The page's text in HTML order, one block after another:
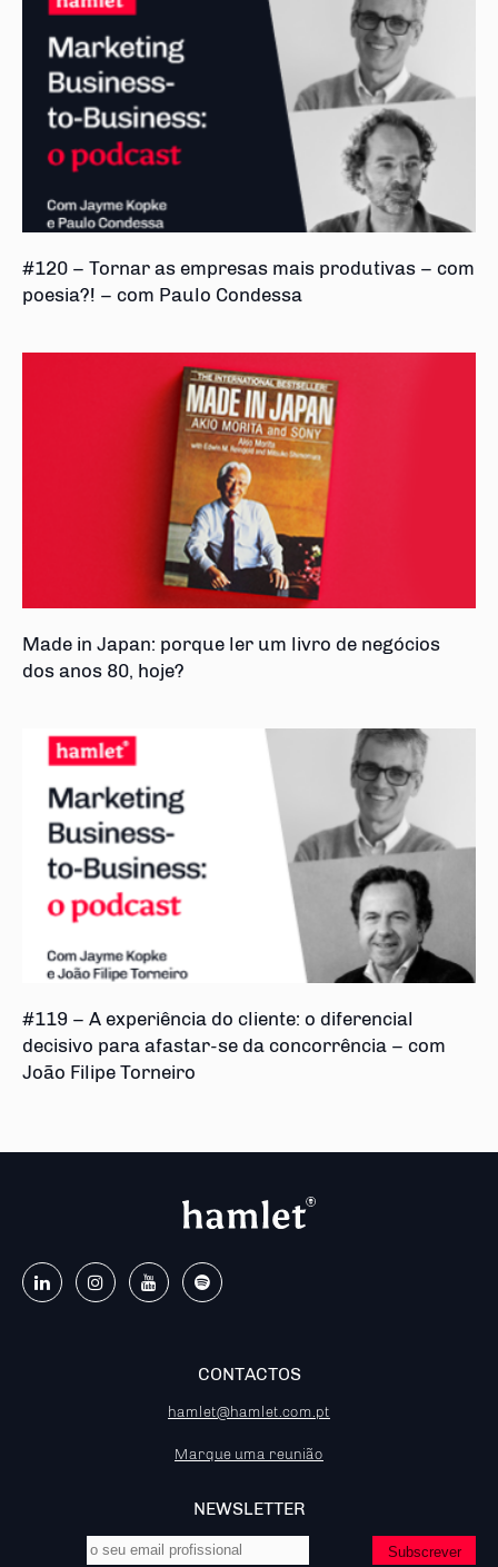
#120 – Tornar as empresas mais produtivas – com
poesia?! – com Paulo Condessa
Made in Japan: porque ler um livro de negócios
dos anos 80, hoje?
#119 – A experiência do cliente: o diferencial
decisivo para afastar-se da concorrência – com
João Filipe Torneiro
CONTACTOS
hamlet@hamlet.com.pt
Marque uma reunião
NEWSLETTER